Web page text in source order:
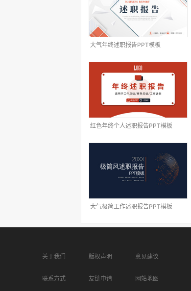
大气年终述职报告PPT模板
红色年终个人述职报告PPT模板
大气极简工作述职报告PPT模板
关于我们 版权声明 意见建议
联系方式 友链申请 网站地图